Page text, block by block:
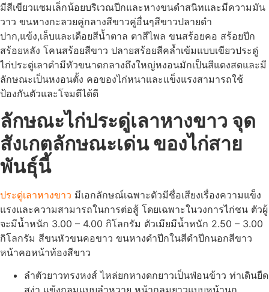
มีสีเขียวแซมเล็กน้อยบริเวณปีกและหางขนดำสนิทและมีความมัน
วาว ขนหางกะลวยคู่กลางสีขาวคู่อื่นๆสีขาวปลายดำ
ปาก,แข้ง,เล็บและเดือยสีน้ำตาล ตาสีไพล ขนสร้อยคอ สร้อยปีก
สร้อยหลัง โคนสร้อยสีขาว ปลายสร้อยสีคล้ำเข้มแบบเขียวประดู่
ไก่ประดู่เลาดำมีหัวขนาดกลางถึงใหญ่หงอนมักเป็นสีแดงสดและมี
ลักษณะเป็นหงอนตั้ง คอของไก่หนาและแข็งแรงสามารถใช้
ป้องกันตัวและโจมตีได้ดี
ลักษณะไก่ประดู่เลาหางขาว จุด
สังเกตลักษณะเด่น ของไก่สาย
พันธุ์นี้
ประดู่เลาหางขาว มีเอกลักษณ์เฉพาะตัวมีชื่อเสียงเรื่องความแข็ง
แรงและความสามารถในการต่อสู้ โดยเฉพาะในวงการไก่ชน ตัวผู้
จะมีน้ำหนัก 3.00 – 4.00 กิโลกรัม ตัวเมียมีน้ำหนัก 2.50 – 3.00
กิโลกรัม สีขนหัวขนคอขาว ขนหางดำปีกในสีดำปีกนอกสีขาว
หน้าคอหน้าท้องสีขาว
ลำตัวยาวทรงหงส์ ไหล่ยกหางดกยาวเป็นฟ่อนข้าว ท่าเดินยืด